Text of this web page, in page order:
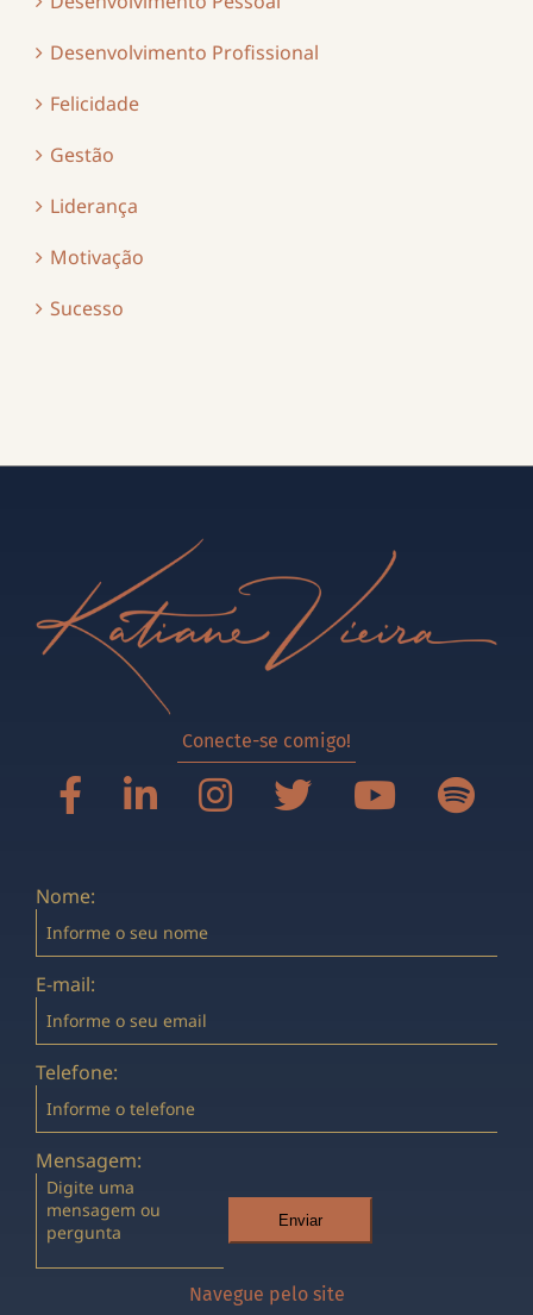
Desenvolvimento Profissional
Felicidade
Gestão
Liderança
Motivação
Sucesso
Conecte-se comigo!
Nome:
E-mail:
Telefone:
Mensagem:
Enviar
Navegue pelo site